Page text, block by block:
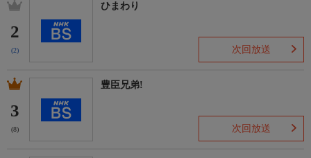
2
(2)
ひまわり
次回放送
3
(8)
豊臣兄弟!
次回放送